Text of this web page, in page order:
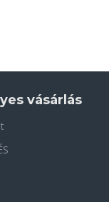
vásárlás